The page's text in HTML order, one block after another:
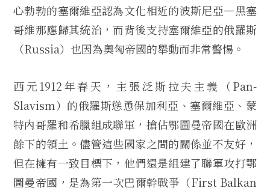
心勃勃的塞爾維亞認為文化相近的波斯尼亞—黑塞
哥維那應歸其統治，而背後支持塞爾維亞的俄羅斯
（Russia）也因為奧匈帝國的舉動而非常警惕。
西元1912年春天，主張泛斯拉夫主義（Pan-
Slavism）的俄羅斯慫恿保加利亞、塞爾維亞、蒙
特內哥羅和希臘組成聯軍，搶佔鄂圖曼帝國在歐洲
餘下的領土。儘管這些國家之間的關係並不友好，
但在擁有一致目標下，他們還是組建了聯軍攻打鄂
圖曼帝國，是為第一次巴爾幹戰爭（First Balkan